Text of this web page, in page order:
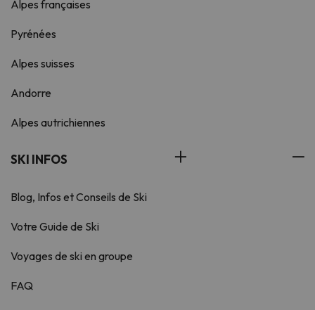
Alpes françaises
Pyrénées
Alpes suisses
Andorre
Alpes autrichiennes
SKI INFOS
Blog, Infos et Conseils de Ski
Votre Guide de Ski
Voyages de ski en groupe
FAQ